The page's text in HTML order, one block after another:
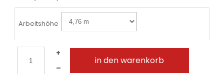
Arbeitshöhe
+
–
in den warenkorb